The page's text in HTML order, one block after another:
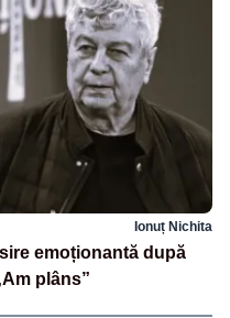
Ionuț Nichita
emoționantă după
plâns”